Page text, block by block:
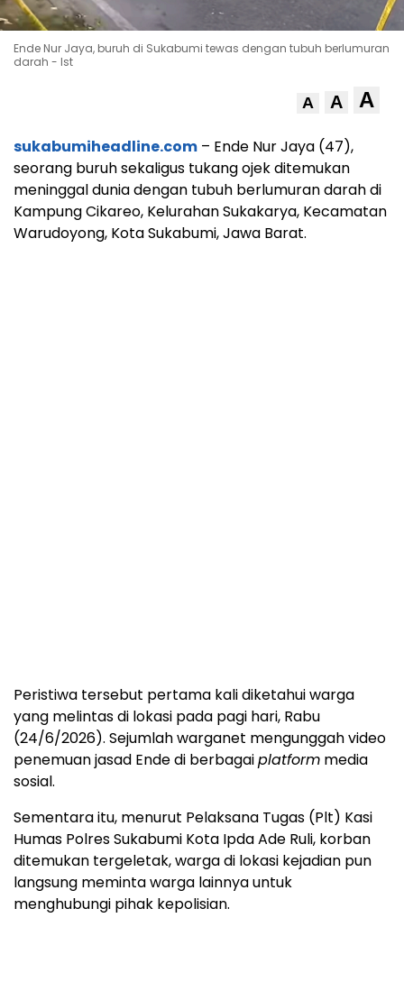
Ende Nur Jaya, buruh di Sukabumi tewas dengan tubuh berlumuran
darah - Ist
A A A
sukabumiheadline.com – Ende Nur Jaya (47),
seorang buruh sekaligus tukang ojek ditemukan
meninggal dunia dengan tubuh berlumuran darah di
Kampung Cikareo, Kelurahan Sukakarya, Kecamatan
Warudoyong, Kota Sukabumi, Jawa Barat.
Peristiwa tersebut pertama kali diketahui warga
yang melintas di lokasi pada pagi hari, Rabu
(24/6/2026). Sejumlah warganet mengunggah video
penemuan jasad Ende di berbagaiplatform media
sosial.
Sementara itu, menurut Pelaksana Tugas (Plt) Kasi
Humas Polres Sukabumi Kota Ipda Ade Ruli, korban
ditemukan tergeletak, warga di lokasi kejadian pun
langsung meminta warga lainnya untuk
menghubungi pihak kepolisian.